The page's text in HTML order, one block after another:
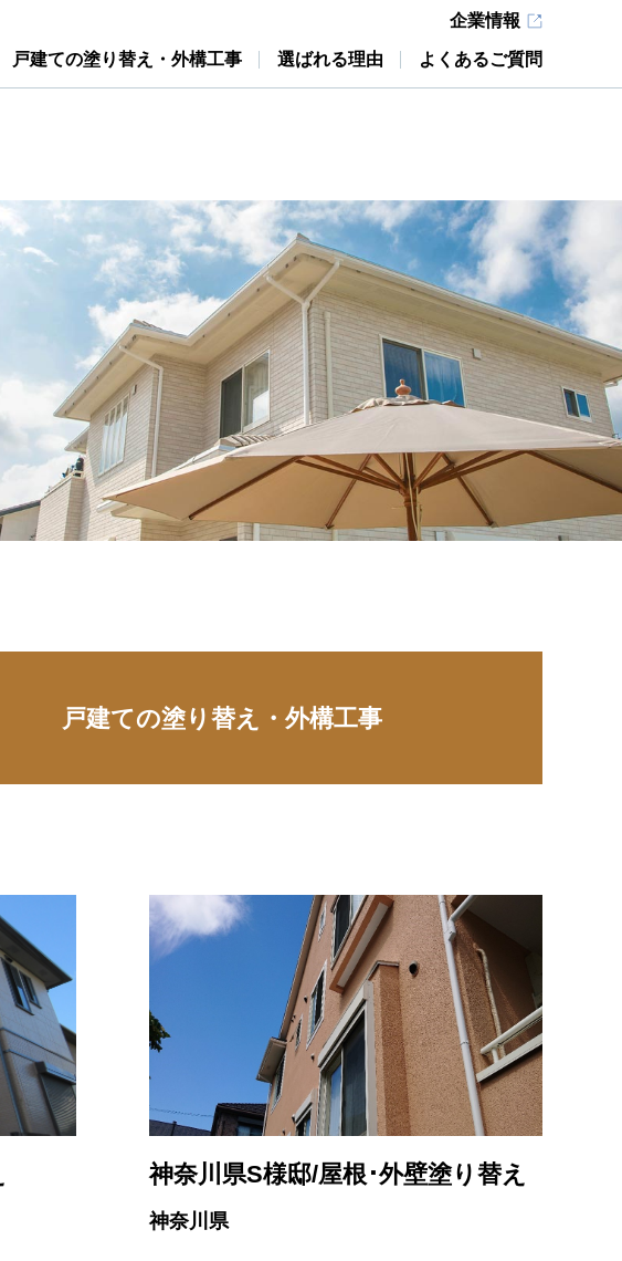
戸建ての塗り替え・外構工事 選ばれる理由 よくあるご質問
企業情報
戸建ての塗り替え・ 外構工事
神奈川県S様邸/屋根･外壁塗り替え
神奈川県